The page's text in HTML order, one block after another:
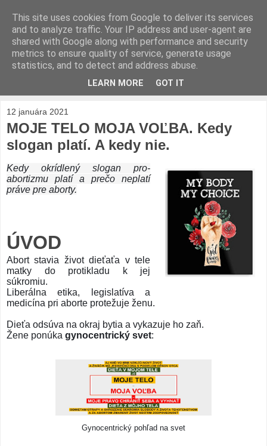
IDE O ŽIVOT
človiečika
12 januára 2021
MOJE TELO MOJA VOĽBA. Kedy
slogan platí. A kedy nie.
Kedy okrídlený slogan pro-
abortizmu platí a prečo neplatí
práve pre aborty.
ÚVOD
Abort stavia život dieťaťa v tele
matky do protikladu k jej
súkromiu.
Liberálna etika, legislatíva a
medicína pri aborte protežuje ženu.
Dieťa odsúva na okraj bytia a vykazuje ho zaň.
Žene ponúka gynocentrický svet:
Gynocentrický pohľad na svet
This site uses cookies from Google to deliver its services
and to analyze traffic. Your IP address and user-agent are
shared with Google along with performance and security
metrics to ensure quality of service, generate usage
statistics, and to detect and address abuse.
LEARN MORE GOT IT